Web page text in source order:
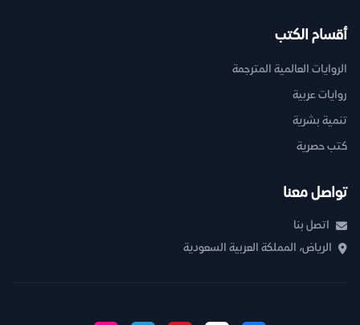
أقسام الكتب
الروايات العالمية المترجمة
روايات عربية
تنمية بشرية
كتب حصرية
تواصل معنا
اتصل بنا
الرياض، المملكة العربية السعودية